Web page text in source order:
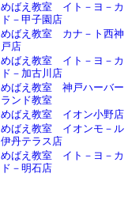
めばえ教室 イト－ヨ－カ
ド－甲子園店
めばえ教室 カナ－ト西神
戸店
めばえ教室 イト－ヨ－カ
ド－加古川店
めばえ教室 神戸ハーバー
ランド教室
めばえ教室 イオン小野店
めばえ教室 イオンモ－ル
伊丹テラス店
めばえ教室 イト－ヨ－カ
ド－明石店